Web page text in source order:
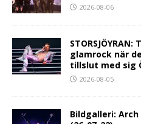
2026-08-06
glamrock när
tillslut med sig
2026-08-05
Bildgalleri: